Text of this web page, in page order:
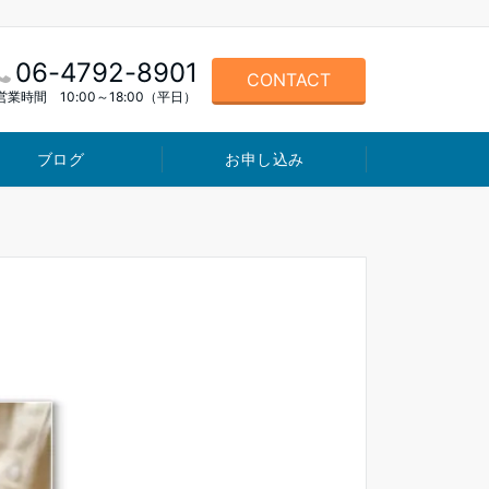
06-4792-8901
業時間 10:00～18:00（平日）
CONTACT
ブログ お申し込み